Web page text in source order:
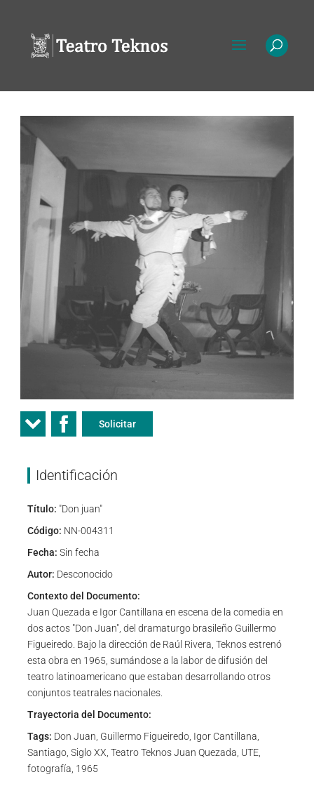
Solicitar
Identificación
Título: "Don juan"
Código: NN-004311
Fecha: Sin fecha
Autor: Desconocido
Contexto del Documento:
Juan Quezada e Igor Cantillana en escena de la comedia en
dos actos "Don Juan", del dramaturgo brasileño Guillermo
Figueiredo. Bajo la dirección de Raúl Rivera, Teknos estrenó
esta obra en 1965, sumándose a la labor de difusión del
teatro latinoamericano que estaban desarrollando otros
conjuntos teatrales nacionales.
Trayectoria del Documento:
Tags: Don Juan, Guillermo Figueiredo, Igor Cantillana,
Santiago, Siglo XX, Teatro Teknos Juan Quezada, UTE,
fotografía, 1965